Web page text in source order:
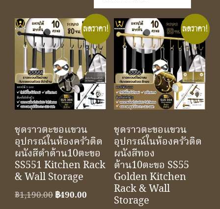
ลดราคา!
ชุดราวตะขอแขวน
อุปกรณ์ในห้องครัวติด
ผนังสีดำด้าน10ตะขอ
SS551 Kitchen Rack
& Wall Storage
฿1,190.00Original
฿490.00 Current
ลดราคา!
ชุดราวตะขอแขวน
อุปกรณ์ในห้องครัวติด
ผนังสีทอง
ด้าน10ตะขอ SS55
Golden Kitchen
Rack & Wall
Storage